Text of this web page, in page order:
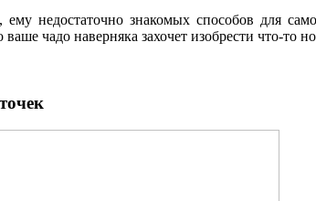
недостаточно знакомых способов для
чадо наверняка захочет изобрести что-то